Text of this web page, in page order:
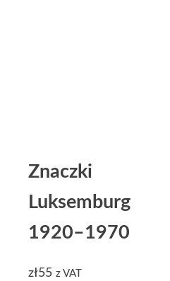
Znaczki
Luksemburg
1920–1970
zł55 z VAT